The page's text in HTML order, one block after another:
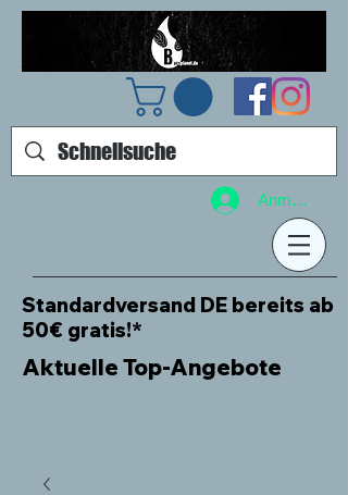
Anmelden
Standardversand DE bereits ab
50€ gratis!*
Aktuelle Top-Angebote